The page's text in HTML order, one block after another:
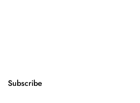
乳膠空飄球室內漂浮時間約6-8小時
📦 出貨時間｜週一～六（例假日順延）
Subscribe